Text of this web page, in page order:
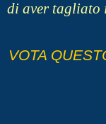
di aver tagliato
VOTA